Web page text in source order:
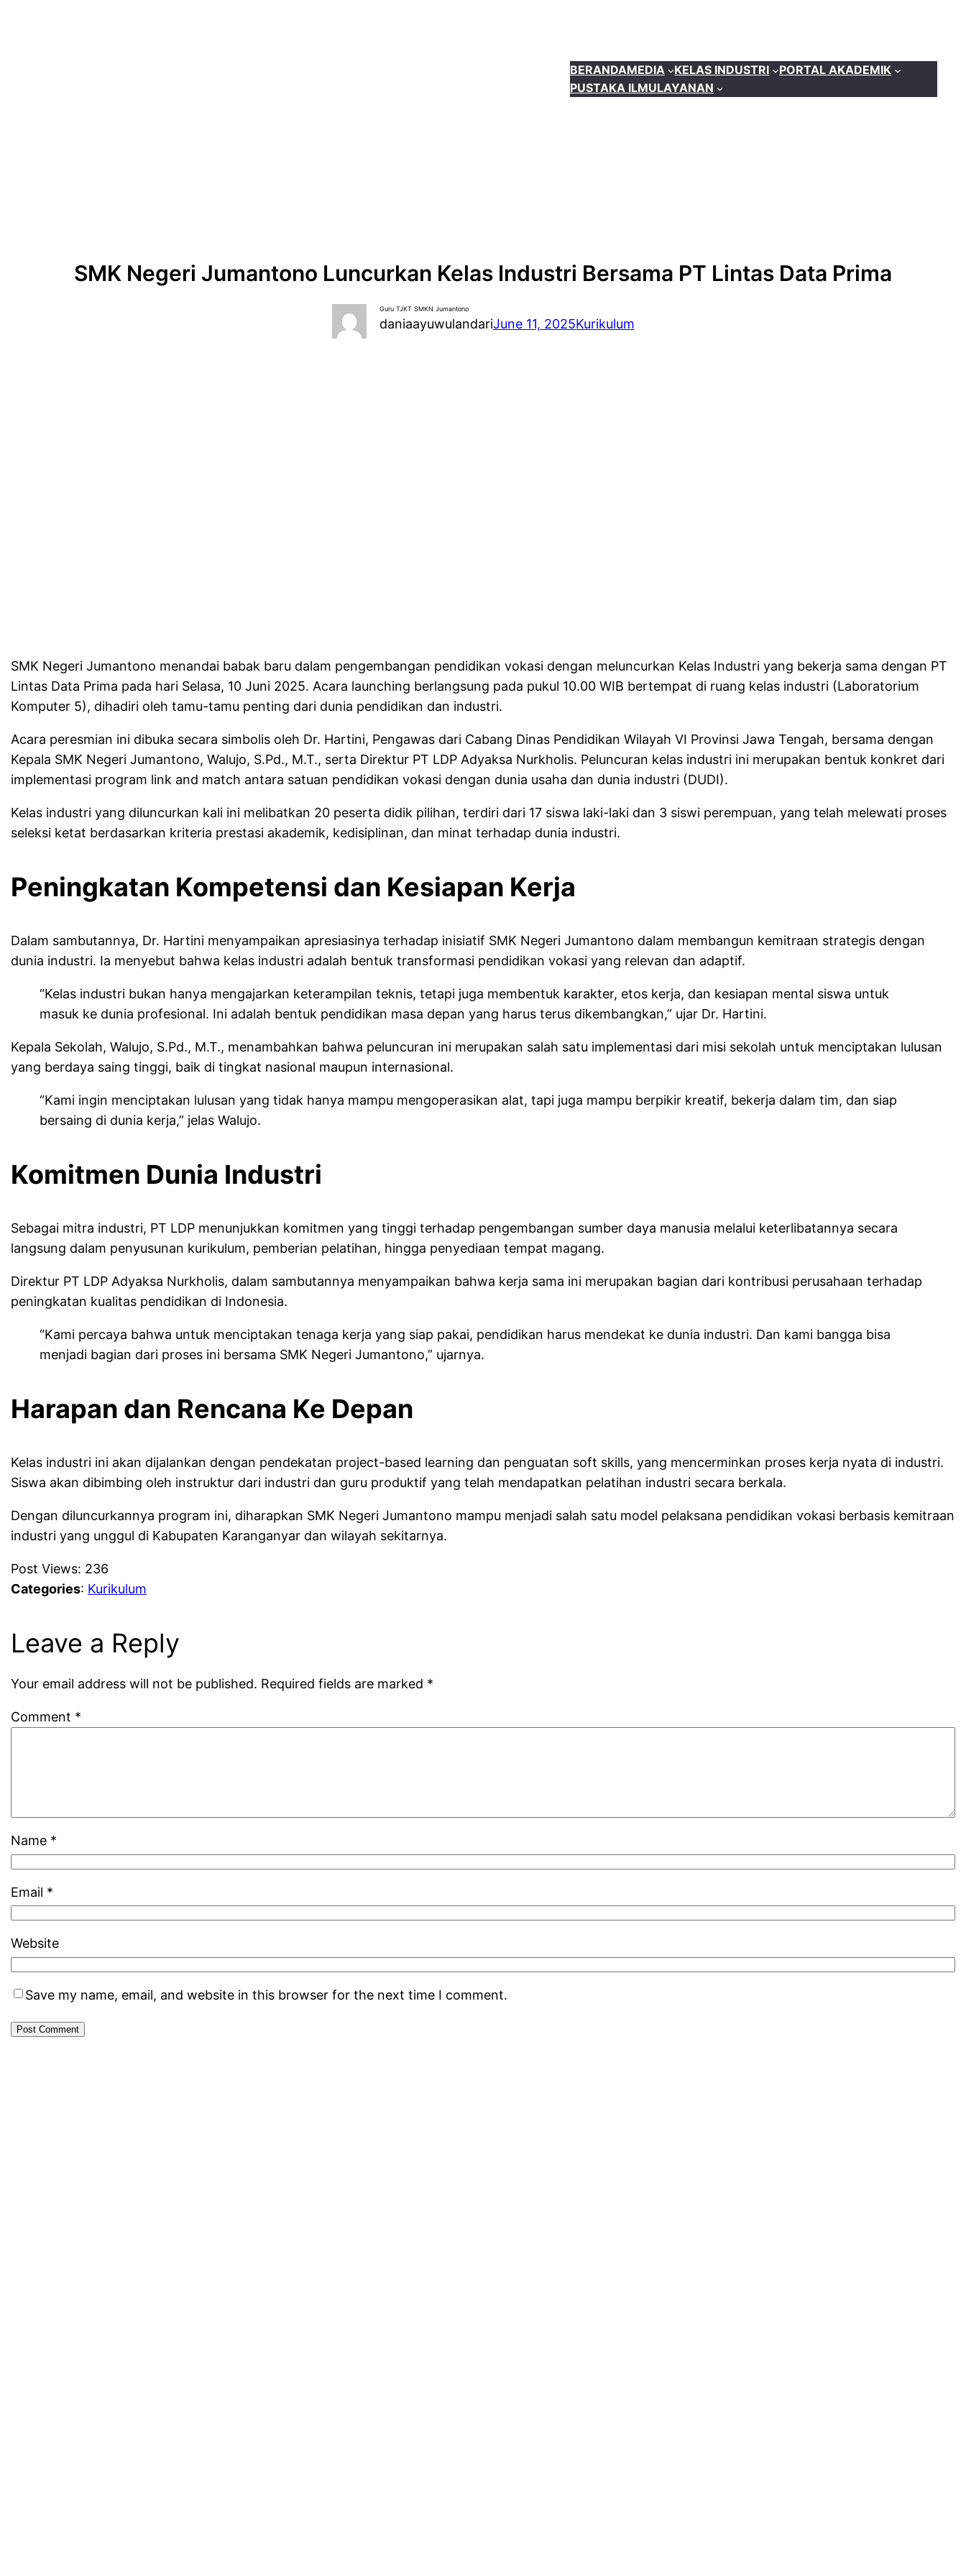
BERANDAMEDIA KELAS INDUSTRI
PORTAL AKADEMIK
PUSTAKA ILMULAYANAN
SMK Negeri Jumantono Luncurkan Kelas Industri Bersama PT Lintas Data Prima
Guru TJKT SMKN Jumantono
daniaayuwulandariJune 11, 2025Kurikulum
SMK Negeri Jumantono menandai babak baru dalam pengembangan pendidikan vokasi dengan meluncurkan Kelas Industri yang bekerja sama dengan PT
Lintas Data Prima pada hari Selasa, 10 Juni 2025. Acara launching berlangsung pada pukul 10.00 WIB bertempat di ruang kelas industri (Laboratorium
Komputer 5), dihadiri oleh tamu-tamu penting dari dunia pendidikan dan industri.
Acara peresmian ini dibuka secara simbolis oleh Dr. Hartini, Pengawas dari Cabang Dinas Pendidikan Wilayah VI Provinsi Jawa Tengah, bersama dengan
Kepala SMK Negeri Jumantono, Walujo, S.Pd., M.T., serta Direktur PT LDP Adyaksa Nurkholis. Peluncuran kelas industri ini merupakan bentuk konkret dari
implementasi program link and match antara satuan pendidikan vokasi dengan dunia usaha dan dunia industri (DUDI).
Kelas industri yang diluncurkan kali ini melibatkan 20 peserta didik pilihan, terdiri dari 17 siswa laki-laki dan 3 siswi perempuan, yang telah melewati proses
seleksi ketat berdasarkan kriteria prestasi akademik, kedisiplinan, dan minat terhadap dunia industri.
Peningkatan Kompetensi dan Kesiapan Kerja
Dalam sambutannya, Dr. Hartini menyampaikan apresiasinya terhadap inisiatif SMK Negeri Jumantono dalam membangun kemitraan strategis dengan
dunia industri. Ia menyebut bahwa kelas industri adalah bentuk transformasi pendidikan vokasi yang relevan dan adaptif.
“Kelas industri bukan hanya mengajarkan keterampilan teknis, tetapi juga membentuk karakter, etos kerja, dan kesiapan mental siswa untuk
masuk ke dunia profesional. Ini adalah bentuk pendidikan masa depan yang harus terus dikembangkan,” ujar Dr. Hartini.
Kepala Sekolah, Walujo, S.Pd., M.T., menambahkan bahwa peluncuran ini merupakan salah satu implementasi dari misi sekolah untuk menciptakan lulusan
yang berdaya saing tinggi, baik di tingkat nasional maupun internasional.
“Kami ingin menciptakan lulusan yang tidak hanya mampu mengoperasikan alat, tapi juga mampu berpikir kreatif, bekerja dalam tim, dan siap
bersaing di dunia kerja,” jelas Walujo.
Komitmen Dunia Industri
Sebagai mitra industri, PT LDP menunjukkan komitmen yang tinggi terhadap pengembangan sumber daya manusia melalui keterlibatannya secara
langsung dalam penyusunan kurikulum, pemberian pelatihan, hingga penyediaan tempat magang.
Direktur PT LDP Adyaksa Nurkholis, dalam sambutannya menyampaikan bahwa kerja sama ini merupakan bagian dari kontribusi perusahaan terhadap
peningkatan kualitas pendidikan di Indonesia.
“Kami percaya bahwa untuk menciptakan tenaga kerja yang siap pakai, pendidikan harus mendekat ke dunia industri. Dan kami bangga bisa
menjadi bagian dari proses ini bersama SMK Negeri Jumantono,” ujarnya.
Harapan dan Rencana Ke Depan
Kelas industri ini akan dijalankan dengan pendekatan project-based learning dan penguatan soft skills, yang mencerminkan proses kerja nyata di industri.
Siswa akan dibimbing oleh instruktur dari industri dan guru produktif yang telah mendapatkan pelatihan industri secara berkala.
Dengan diluncurkannya program ini, diharapkan SMK Negeri Jumantono mampu menjadi salah satu model pelaksana pendidikan vokasi berbasis kemitraan
industri yang unggul di Kabupaten Karanganyar dan wilayah sekitarnya.
Post Views: 236
Categories: Kurikulum
Leave a Reply
Your email address will not be published. Required fields are marked *
Comment *
Name *
Email *
Website
Save my name, email, and website in this browser for the next time I comment.